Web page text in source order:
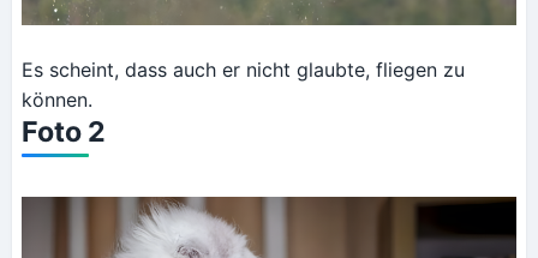
Es scheint, dass auch er nicht glaubte, fliegen zu
können.
Foto 2